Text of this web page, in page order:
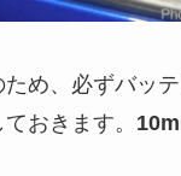
め、必ずバッ
おきます。